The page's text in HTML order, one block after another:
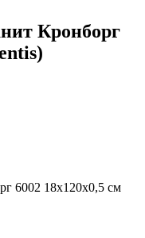
Кронборг
6002 18x120x0,5 см